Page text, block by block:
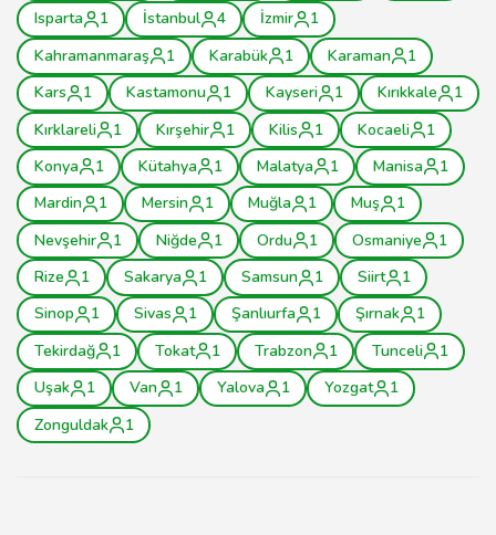
Isparta
1 İstanbul 4 İzmir
1
Kahramanmaraş
1 Karabük 1 Karaman
1
Kars
1 Kastamonu 1 Kayseri 1 Kırıkkale
1
Kırklareli
1 Kırşehir 1 Kilis 1 Kocaeli
1
Konya
1 Kütahya 1 Malatya 1 Manisa
1
Mardin
1 Mersin 1 Muğla 1 Muş
1
Nevşehir
1 Niğde 1 Ordu 1 Osmaniye
1
Rize
1 Sakarya 1 Samsun 1 Siirt
1
Sinop
1 Sivas 1 Şanlıurfa 1 Şırnak
1
Tekirdağ
1 Tokat 1 Trabzon 1 Tunceli
1
Uşak
1 Van 1 Yalova 1 Yozgat
1
Zonguldak
1